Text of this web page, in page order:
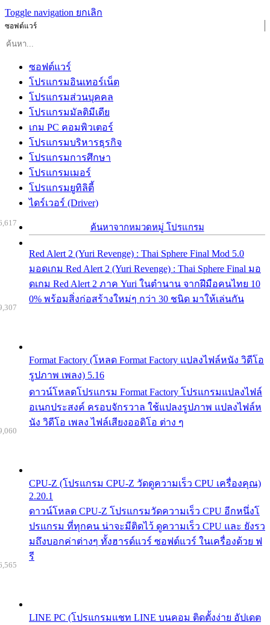
Toggle navigation ยกเลิก
ซอฟต์แวร์
ซอฟต์แวร์
โปรแกรมอินเทอร์เน็ต
โปรแกรมส่วนบุคคล
โปรแกรมมัลติมีเดีย
เกม PC คอมพิวเตอร์
โปรแกรมบริหารธุรกิจ
โปรแกรมการศึกษา
โปรแกรมเมอร์
โปรแกรมยูทิลิตี้
ไดร์เวอร์ (Driver)
ค้นหาจากหมวดหมู่ โปรแกรม
Red Alert 2 (Yuri Revenge) : Thai Sphere Final Mod 5.0
มอดเกม Red Alert 2 (Yuri Revenge) : Thai Sphere Final มอ
ดเกม Red Alert 2 ภาค Yuri ในตำนาน จากฝีมือคนไทย 10
0% พร้อมสิ่งก่อสร้างใหม่ๆ กว่า 30 ชนิด มาให้เล่นกัน
Format Factory (โหลด Format Factory แปลงไฟล์หนัง วิดีโอ
รูปภาพ เพลง) 5.16
ดาวน์โหลดโปรแกรม Format Factory โปรแกรมแปลงไฟล์
อเนกประสงค์ ครอบจักรวาล ใช้แปลงรูปภาพ แปลงไฟล์ห
นัง วิดีโอ เพลง ไฟล์เสียงออดิโอ ต่าง ๆ
CPU-Z (โปรแกรม CPU-Z วัดดูความเร็ว CPU เครื่องคุณ)
2.20.1
ดาวน์โหลด CPU-Z โปรแกรมวัดความเร็ว CPU อีกหนึ่งโ
ปรแกรม ที่ทุกคน น่าจะมีติดไว้ ดูความเร็ว CPU และ ยังรว
มถึงบอกค่าต่างๆ ทั้งฮารด์แวร์ ซอฟต์แวร์ ในเครื่องด้วย ฟ
รี
LINE PC (โปรแกรมแชท LINE บนคอม ติดตั้งง่าย อัปเดต